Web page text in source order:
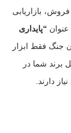
بازاریابی
“پایداری
جنگ فقط ابزار
شما در
دارند.